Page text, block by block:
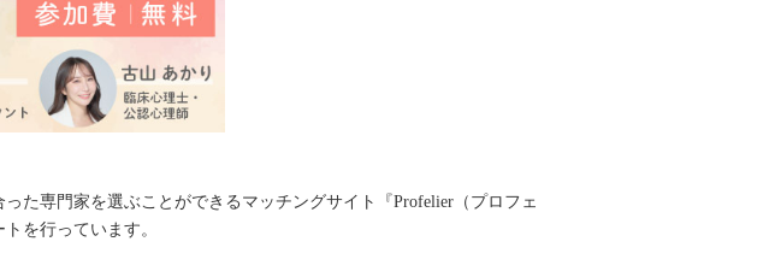
た専門家を選ぶことができるマッチングサイト『Profelier（プロフェ
を行っています。